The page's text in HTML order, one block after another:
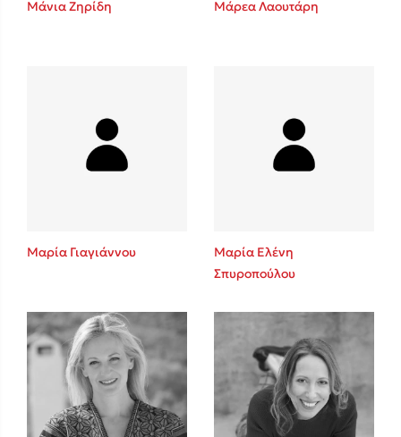
Playlist
Στέφανος Ξενάκης
Το λεξικό της ζωής σου
Μάνια Ζηρίδη Μάρεα Λαουτάρη
Μαρία Γιαγιάννου
Μαρία Ελένη
Σπυροπούλου